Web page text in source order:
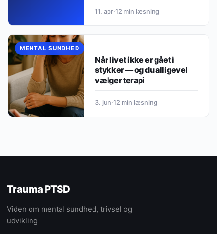
11. apr·12 min læsning
MENTAL SUNDHED
Når livet ikke er gået i
stykker — og du alligevel
vælger terapi
3. jun·12 min læsning
Trauma PTSD
Viden om mental sundhed, trivsel og
udvikling